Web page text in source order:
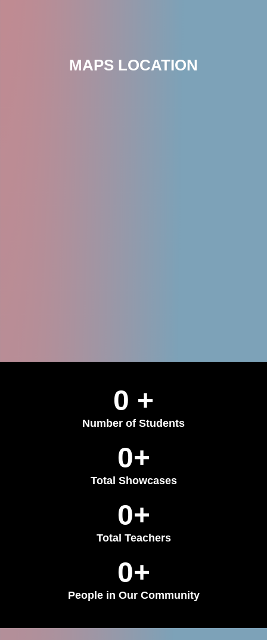
MAPS LOCATION
Number of Students
0 +
Total Showcases
0+
Total Teachers
0+
People in Our Community
0+